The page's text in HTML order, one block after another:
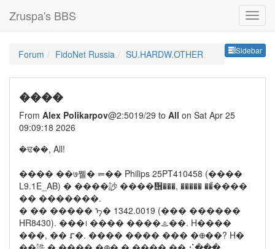
Zruspa's BBS
Sidebar
Forum FidoNet Russia SU.HARDW.OTHER
����
From Alex Polikarpov@2:5019/29 to All on Sat Apr 25
09:09:18 2026
�ਢ��, All!
���� ��७쪨� ⥫�� Philips 25PT410458 (����
L9.1E_AB) � ����訬 ����᪮���, ����� ��ࠢ����
�� �������.
� �� ����� ᠡ� 1342.0019 (��� ������
HR8430). ���᪨ ���� ����ᯥ��. H����
���, �� ⮦�. ���� ���� ��� �᪠��? H�